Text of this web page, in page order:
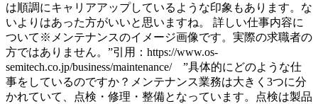
は順調にキャリアアップしているような印象もあります。な
いよりはあった方がいいと思いますね。 詳しい仕事内容に
ついて※メンテナンスのイメージ画像です。実際の求職者の
方ではありません。”引用：https://www.os-
semitech.co.jp/business/maintenance/ ”具体的にどのような仕
事をしているのですか？メンテナンス業務は大きく3つに分
かれていて、点検・修理・整備となっています。点検は製品